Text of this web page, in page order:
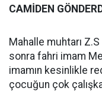
CAMİDEN
Mahalle muhtarı
sonra fahri imam
imamın kesinlikle
çocuğun çok